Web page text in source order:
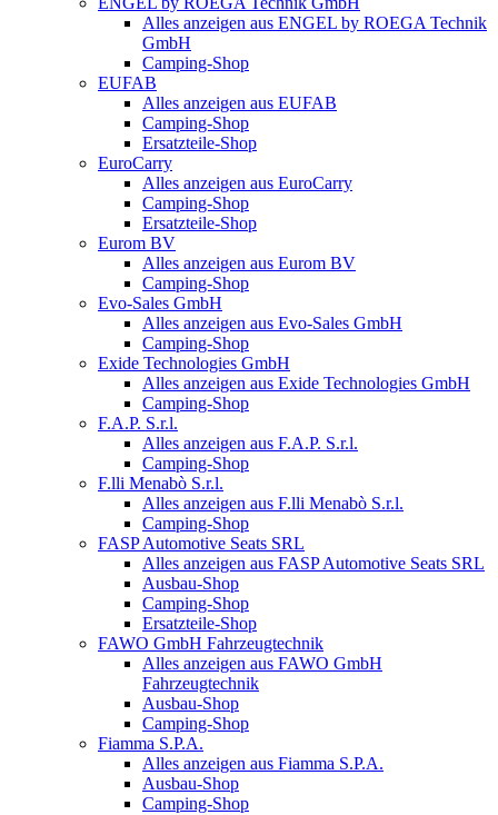
Alles anzeigen aus ENGEL by ROEGA Technik
GmbH
Camping-Shop
EUFAB
Alles anzeigen aus EUFAB
Camping-Shop
Ersatzteile-Shop
EuroCarry
Alles anzeigen aus EuroCarry
Camping-Shop
Ersatzteile-Shop
Eurom BV
Alles anzeigen aus Eurom BV
Camping-Shop
Evo-Sales GmbH
Alles anzeigen aus Evo-Sales GmbH
Camping-Shop
Exide Technologies GmbH
Alles anzeigen aus Exide Technologies GmbH
Camping-Shop
F.A.P. S.r.l.
Alles anzeigen aus F.A.P. S.r.l.
Camping-Shop
F.lli Menabò S.r.l.
Alles anzeigen aus F.lli Menabò S.r.l.
Camping-Shop
FASP Automotive Seats SRL
Alles anzeigen aus FASP Automotive Seats SRL
Ausbau-Shop
Camping-Shop
Ersatzteile-Shop
FAWO GmbH Fahrzeugtechnik
Alles anzeigen aus FAWO GmbH
Fahrzeugtechnik
Ausbau-Shop
Camping-Shop
Fiamma S.P.A.
Alles anzeigen aus Fiamma S.P.A.
Ausbau-Shop
Camping-Shop